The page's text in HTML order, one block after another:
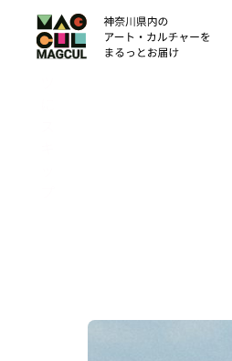
ン
テ
ン